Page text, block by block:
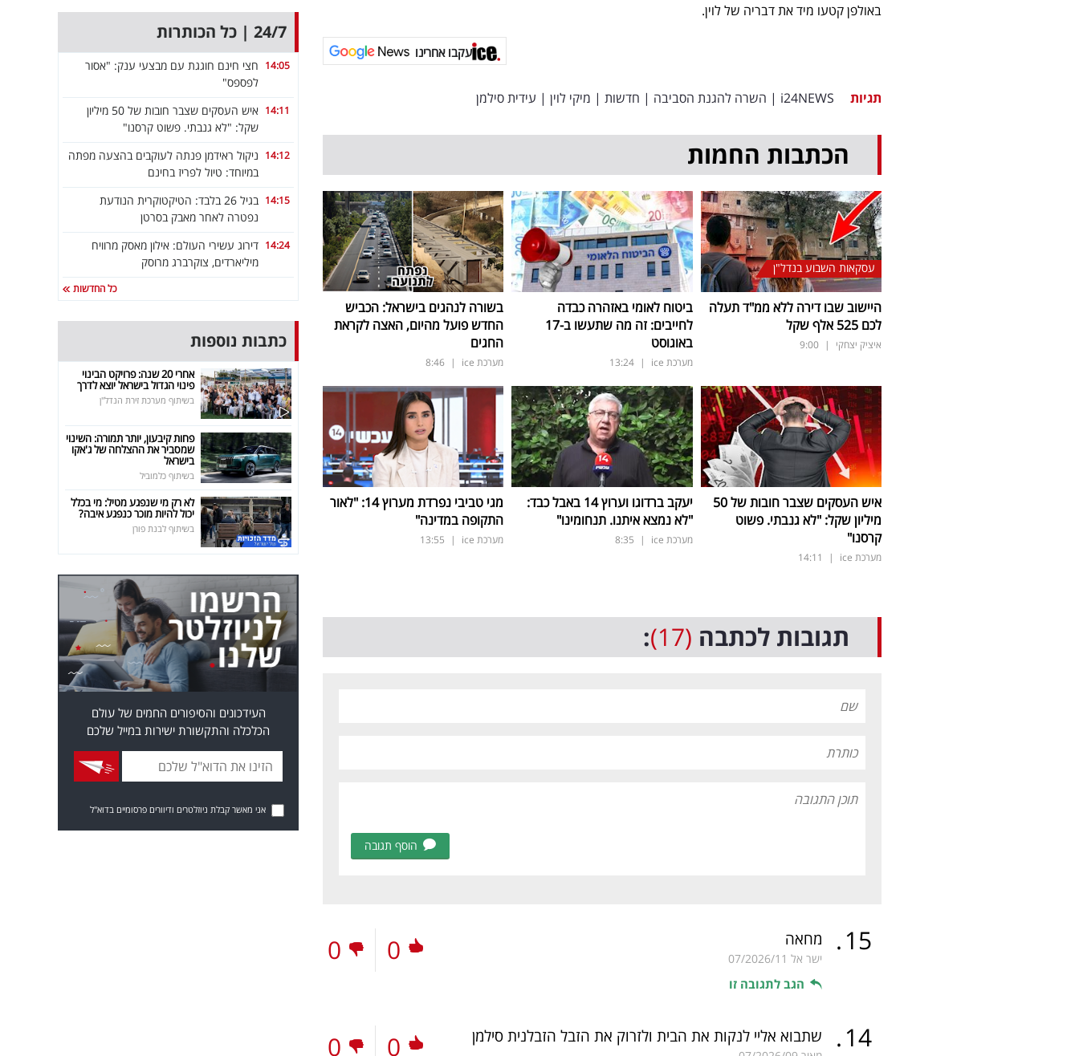
באולפן קטעו מיד את דבריה של לוין.
עקבו אחרינו
תגיות i24NEWS
| השרה להגנת הסביבה | חדשות | מיקי לוין | עידית סילמן
הכתבות החמות
עסקאות השבוע בנדל"ן
היישוב שבו דירה ללא ממ"ד תעלה
לכם 525 אלף שקל
איציק יצחקי |
9:00
ביטוח לאומי באזהרה כבדה
לחייבים: זה מה שתעשו ב-17
באוגוסט
מערכת ice |
13:24
בשורה לנהגים בישראל: הכביש
החדש פועל מהיום, האצה לקראת
החגים
מערכת ice |
8:46
איש העסקים שצבר חובות של 50
מיליון שקל: "לא גנבתי. פשוט
קרסנו"
מערכת ice |
14:11
יעקב ברדוגו וערוץ 14 באבל כבד:
"לא נמצא איתנו. תנחומינו"
מערכת ice |
8:35
מגי טביבי נפרדת מערוץ 14: "לאור
התקופה במדינה"
מערכת ice |
13:55
תגובות לכתבה (17)
:
הוסף תגובה
15
. מחאה
ישר אל 07/2026/11
הגב לתגובה זו
0
0
14
. שתבוא אליי לנקות את הבית ולזרוק את הזבל הזבלנית סילמן 0
0
24/7 | כל הכותרות
14:05 חצי חינם חוגגת עם מבצעי ענק: "אסור
לפספס"
14:11
איש העסקים שצבר חובות של 50 מיליון
שקל: "לא גנבתי. פשוט קרסנו"
14:12 ניקול ראידמן פנתה לעוקבים בהצעה מפתה
במיוחד: טיול לפריז בחינם
14:15
בגיל 26 בלבד: הטיקטוקרית הנודעת
נפטרה לאחר מאבק בסרטן
14:24 דירוג עשירי העולם: אילון מאסק מרוויח
מיליארדים, צוקרברג מרוסק
כל החדשות
כתבות נוספות
אחרי 20 שנה: פרויקט הבינוי
פינוי הגדול בישראל יוצא לדרך
בשיתוף מערכת זירת הנדל"ן
פחות קיבעון, יותר תמורה: השינוי
שמסביר את ההצלחה של ג'אקו
בישראל
בשיתוף כלמוביל
לא רק מי שנפגע מטיל: מי בכלל
יכול להיות מוכר כנפגע איבה?
בשיתוף לבנת פורן
העידכונים והסיפורים החמים של עולם
הכלכלה והתקשורת ישירות במייל שלכם
אני מאשר קבלת ניוזלטרים ודיוורים פרסומיים בדוא"ל